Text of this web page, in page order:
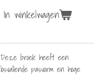
In winkelwagen
Deze broek heeft een
losvallende pasvorm en hoge